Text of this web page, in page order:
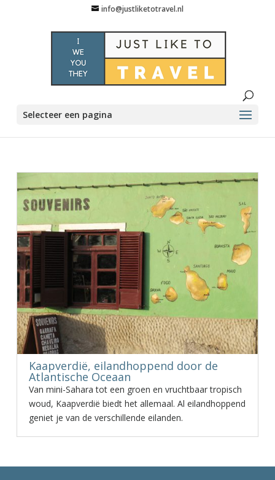
info@justliketotravel.nl
Selecteer een pagina
Kaapverdië, eilandhoppend door de
Atlantische Oceaan
Van mini-Sahara tot een groen en vruchtbaar tropisch
woud, Kaapverdië biedt het allemaal. Al eilandhoppend
geniet je van de verschillende eilanden.